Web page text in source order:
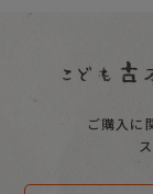
ご購入に